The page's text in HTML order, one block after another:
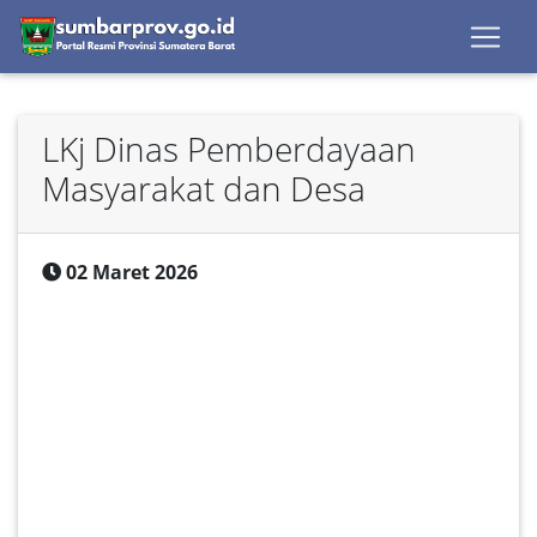
LKj Dinas Pemberdayaan
Masyarakat dan Desa
02 Maret 2026